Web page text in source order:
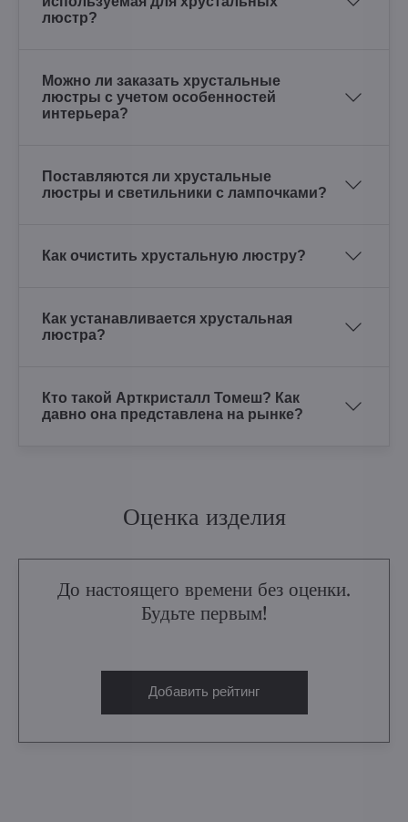
люстр?
Можно ли заказать хрустальные
люстры с учетом особенностей
интерьера?
Поставляются ли хрустальные
люстры и светильники с лампочками?
Как очистить хрустальную люстру?
Как устанавливается хрустальная
люстра?
Кто такой Арткристалл Томеш? Как
давно она представлена на рынке?
Оценка изделия
До настоящего времени без оценки.
Будьте первым!
Добавить рейтинг